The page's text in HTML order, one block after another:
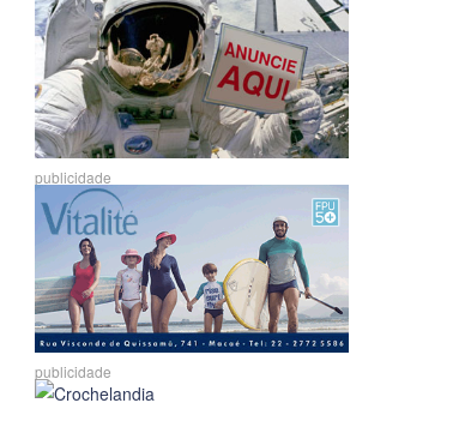
publicidade
publicidade